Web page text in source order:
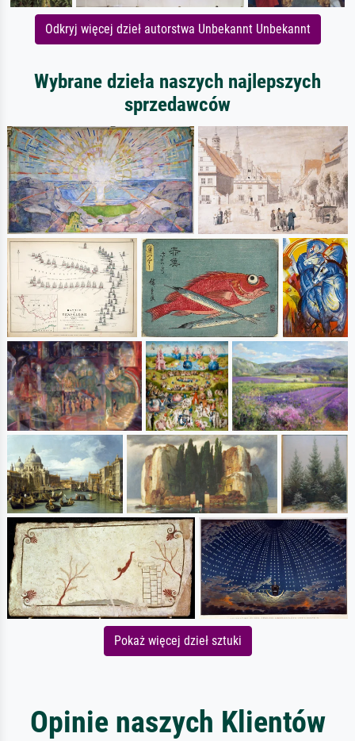
Odkryj więcej dzieł autorstwa Unbekannt Unbekannt
Wybrane dzieła naszych najlepszych
sprzedawców
Pokaż więcej dzieł sztuki
Opinie naszych Klientów